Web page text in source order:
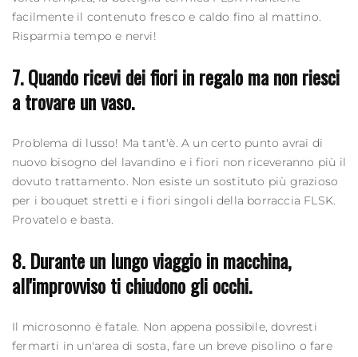
facilmente il contenuto fresco e caldo fino al mattino.
Risparmia tempo e nervi!
7. Quando ricevi dei fiori in regalo ma non riesci
a trovare un vaso.
Problema di lusso! Ma tant'è. A un certo punto avrai di
nuovo bisogno del lavandino e i fiori non riceveranno più il
dovuto trattamento. Non esiste un sostituto più grazioso
per i bouquet stretti e i fiori singoli della borraccia FLSK.
Provatelo e basta.
8. Durante un lungo viaggio in macchina,
all'improvviso ti chiudono gli occhi.
Il microsonno è fatale. Non appena possibile, dovresti
fermarti in un'area di sosta, fare un breve pisolino o fare